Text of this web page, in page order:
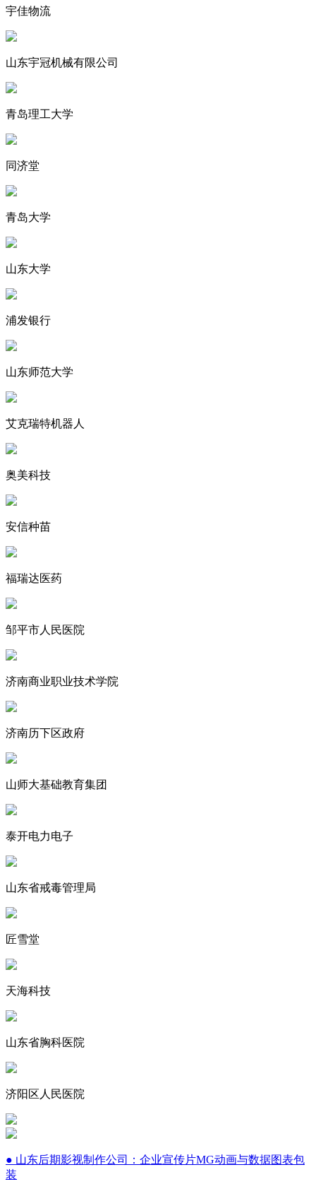
宇佳物流
山东宇冠机械有限公司
青岛理工大学
同济堂
青岛大学
山东大学
浦发银行
山东师范大学
艾克瑞特机器人
奥美科技
安信种苗
福瑞达医药
邹平市人民医院
济南商业职业技术学院
济南历下区政府
山师大基础教育集团
泰开电力电子
山东省戒毒管理局
匠雪堂
天海科技
山东省胸科医院
济阳区人民医院
● 山东后期影视制作公司：企业宣传片MG动画与数据图表包
装